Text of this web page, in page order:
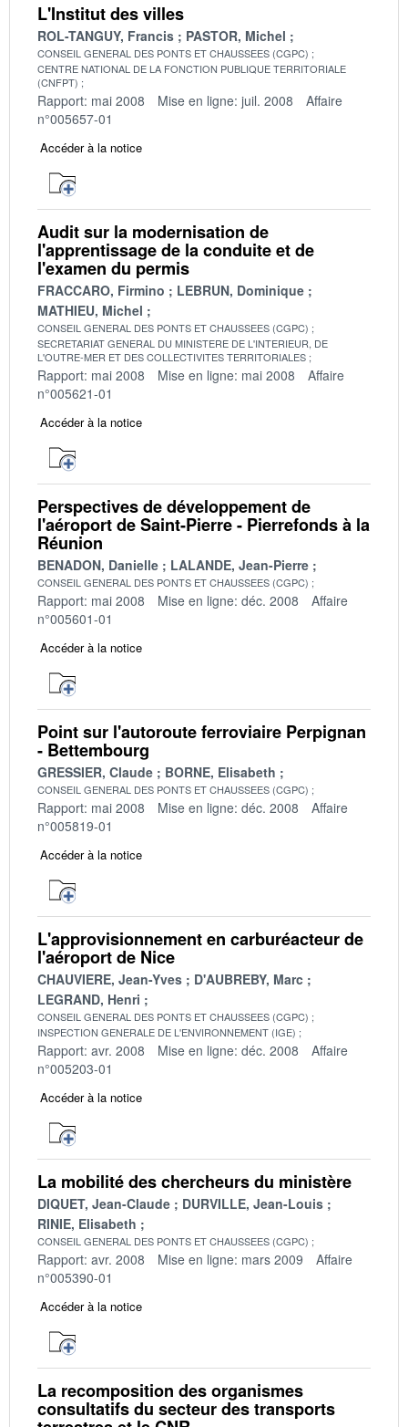
L'Institut des villes
ROL-TANGUY, Francis PASTOR, Michel
CONSEIL GENERAL DES PONTS ET CHAUSSEES (CGPC)
CENTRE NATIONAL DE LA FONCTION PUBLIQUE TERRITORIALE
(CNFPT)
Rapport: mai 2008 Mise en ligne: juil. 2008
Affaire
n°005657-01
Accéder à la notice
Audit sur la modernisation de
l'apprentissage de la conduite et de
l'examen du permis
FRACCARO, Firmino
LEBRUN, Dominique
MATHIEU, Michel
CONSEIL GENERAL DES PONTS ET CHAUSSEES (CGPC)
SECRETARIAT GENERAL DU MINISTERE DE L'INTERIEUR, DE
L'OUTRE-MER ET DES COLLECTIVITES TERRITORIALES
Rapport: mai 2008 Mise en ligne: mai 2008
Affaire
n°005621-01
Accéder à la notice
Perspectives de développement de
l'aéroport de Saint-Pierre - Pierrefonds à la
Réunion
BENADON, Danielle LALANDE, Jean-Pierre
CONSEIL GENERAL DES PONTS ET CHAUSSEES (CGPC)
Rapport: mai 2008 Mise en ligne: déc. 2008
Affaire
n°005601-01
Accéder à la notice
Point sur l'autoroute ferroviaire Perpignan
- Bettembourg
GRESSIER, Claude BORNE, Elisabeth
CONSEIL GENERAL DES PONTS ET CHAUSSEES (CGPC)
Rapport: mai 2008 Mise en ligne: déc. 2008
Affaire
n°005819-01
Accéder à la notice
L'approvisionnement en carburéacteur de
l'aéroport de Nice
CHAUVIERE, Jean-Yves
D'AUBREBY, Marc
LEGRAND, Henri
CONSEIL GENERAL DES PONTS ET CHAUSSEES (CGPC)
INSPECTION GENERALE DE L'ENVIRONNEMENT (IGE)
Rapport: avr. 2008 Mise en ligne: déc. 2008
Affaire
n°005203-01
Accéder à la notice
La mobilité des chercheurs du ministère
DIQUET, Jean-Claude
DURVILLE, Jean-Louis
RINIE, Elisabeth
CONSEIL GENERAL DES PONTS ET CHAUSSEES (CGPC)
Rapport: avr. 2008 Mise en ligne: mars 2009
Affaire
n°005390-01
Accéder à la notice
La recomposition des organismes
consultatifs du secteur des transports